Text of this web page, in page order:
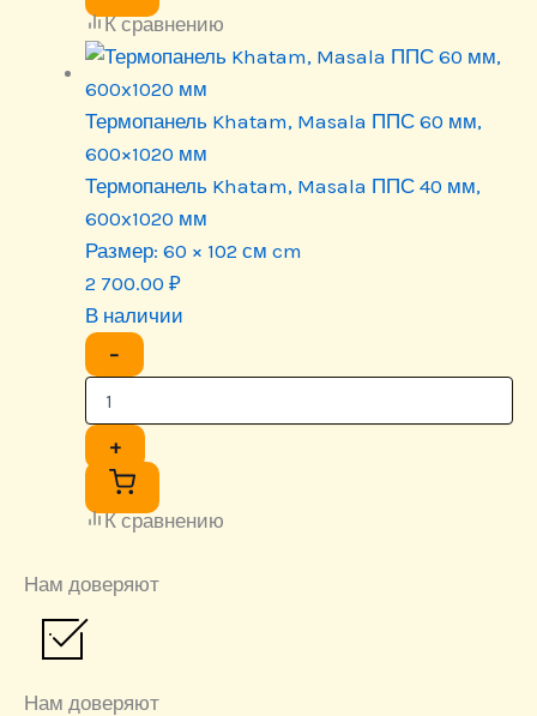
К сравнению
Термопанель Khatam, Masala ППС 60 мм,
600×1020 мм
Термопанель Khatam, Masala ППС 40 мм,
600x1020 мм
Размер: 60 × 102 см cm
2 700.00 ₽
В наличии
−
+
К сравнению
Нам доверяют
Нам доверяют